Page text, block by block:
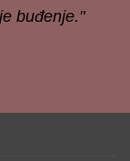
buđenje."